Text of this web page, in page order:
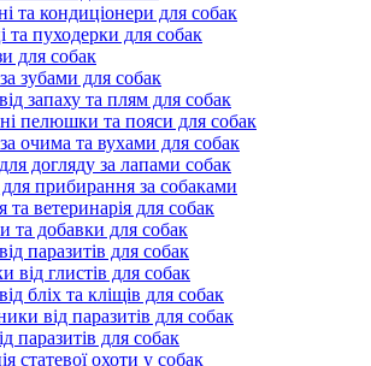
та кондиціонери для собак
та пуходерки для собак
для собак
зубами для собак
запаху та плям для собак
пелюшки та пояси для собак
очима та вухами для собак
догляду за лапами собак
прибирання за собаками
та ветеринарія для собак
та добавки для собак
паразитів для собак
від глистів для собак
бліх та кліщів для собак
від паразитів для собак
паразитів для собак
статевої охоти у собак